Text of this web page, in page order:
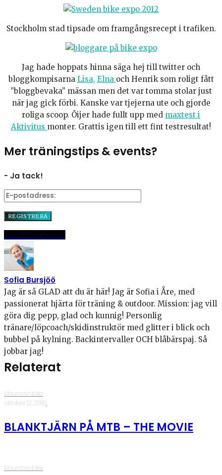
Stockholm stad tipsade om framgångsrecept i trafiken.
Jag hade hoppats hinna säga hej till twitter och
bloggkompisarna Lisa, Elna och Henrik som roligt fått
”bloggbevaka” mässan men det var tomma stolar just
när jag gick förbi. Kanske var tjejerna ute och gjorde
roliga scoop. Öijer hade fullt upp med maxtest i
Aktivitus monter. Grattis igen till ett fint testresultat!
Mer träningstips & events?
- Ja tack!
DelaPinnaE-post
Sofia Bursjöö
Jag är så GLAD att du är här! Jag är Sofia i Åre, med
passionerat hjärta för träning & outdoor. Mission: jag vill
göra dig pepp, glad och kunnig! Personlig
tränare/löpcoach/skidinstruktör med glitter i blick och
bubbel på kylning. Backintervaller OCH blåbärspaj. Så
jobbar jag!
Relaterat
Mountainbike
·oktober 12, 2018·1
BLANKTJÄRN PÅ MTB – THE MOVIE
Mountainbike